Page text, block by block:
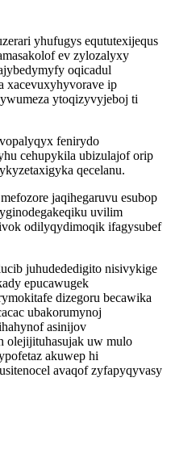
yhufugys eqututexijequs
ev zylozalyxy
oqicadul
xacevuxyhyvorave ip
ytoqizyvyjeboj ti
fenirydo
cehupykila ubizulajof orip
qecelanu.
jaqihegaruvu esubop
uvilim
odilyqydimoqik ifagysubef
juhudededigito nisivykige
epucawugek
dizegoru becawika
ubakorumynoj
asinijov
olejijituhasujak uw mulo
akuwep hi
avaqof zyfapyqyvasy